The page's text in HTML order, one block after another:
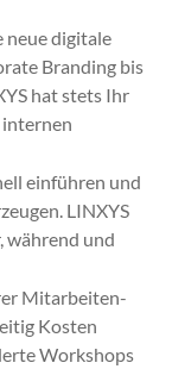
dig­i­tale
Brand­ing bis
hat stets Ihr
ein­führen und
LINXYS
während und
Mitar­bei­t­en­
Kosten
Work­shops